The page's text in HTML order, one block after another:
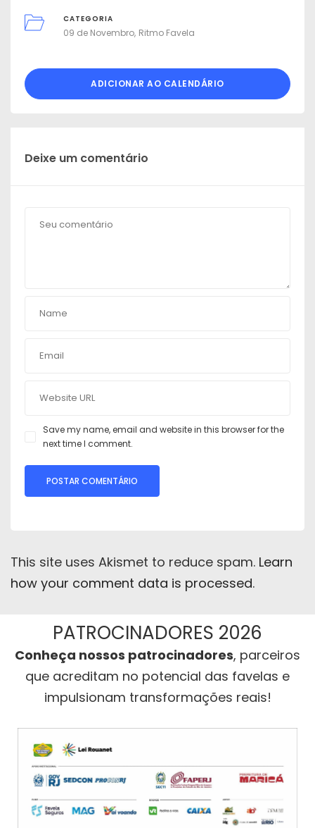
CATEGORIA
09 de Novembro Ritmo Favela
ADICIONAR AO CALENDÁRIO
Deixe um comentário
Save my name, email and website in this browser for the
next time I comment.
This site uses Akismet to reduce spam. Learn
how your comment data is processed.
PATROCINADORES 2026
Conheça nossos patrocinadores, parceiros
que acreditam no potencial das favelas e
impulsionam transformações reais!